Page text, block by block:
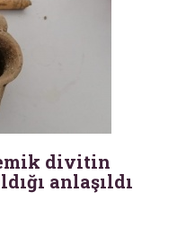
divitin
anlaşıldı